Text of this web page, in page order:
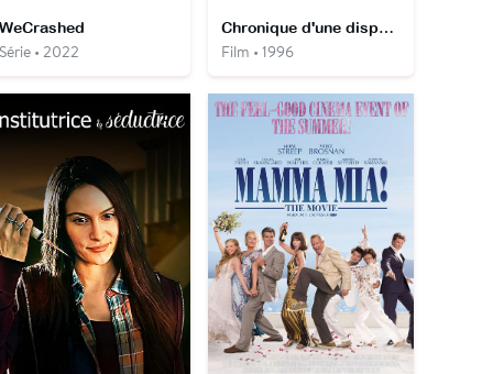
• 2022
Chronique d'une disparition
Film • 1996